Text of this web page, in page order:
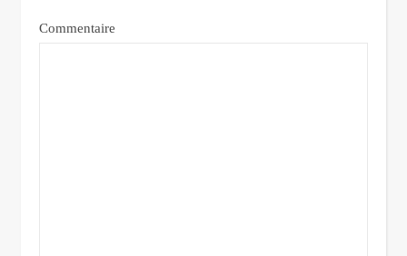
Commentaire